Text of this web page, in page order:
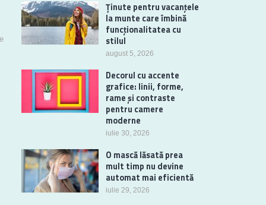
Ținute pentru vacanțele
la munte care îmbină
funcționalitatea cu
stilul
august 5, 2026
Decorul cu accente
grafice: linii, forme,
rame și contraste
pentru camere
moderne
iulie 30, 2026
O mască lăsată prea
mult timp nu devine
automat mai eficientă
iulie 29, 2026